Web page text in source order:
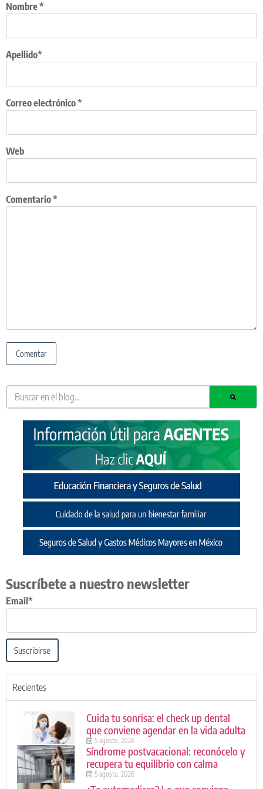
Apellido*
Nombre*
Correo electrónico*
Web
Comentario*
Suscríbete a nuestro newsletter
Email*
Suscribirse
Recientes
Cuida tu sonrisa: el check up dental
que conviene agendar en la vida adulta
5 agosto, 2026
Síndrome postvacacional: reconócelo y
recupera tu equilibrio con calma
5 agosto, 2026